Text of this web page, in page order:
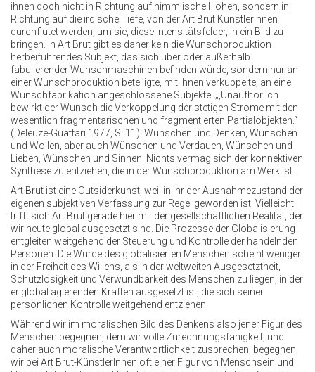
ihnen doch nicht in Richtung auf himmlische Höhen, sondern in
Richtung auf die irdische Tiefe, von der Art Brut KünstlerInnen
durchflutet werden, um sie, diese Intensitätsfelder, in ein Bild zu
bringen. In Art Brut gibt es daher kein die Wunschproduktion
herbeiführendes Subjekt, das sich über oder außerhalb
fabulierender Wunschmaschinen befinden würde, sondern nur an
einer Wunschproduktion beteiligte, mit ihnen verkuppelte, an eine
Wunschfabrikation angeschlossene Subjekte. „,Unaufhörlich
bewirkt der Wunsch die Verkoppelung der stetigen Ströme mit den
wesentlich fragmentarischen und fragmentierten Partialobjekten.“
(Deleuze-Guattari 1977, S. 11). Wünschen und Denken, Wünschen
und Wollen, aber auch Wünschen und Verdauen, Wünschen und
Lieben, Wünschen und Sinnen. Nichts vermag sich der konnektiven
Synthese zu entziehen, die in der Wunschproduktion am Werk ist.
Art Brut ist eine Outsiderkunst, weil in ihr der Ausnahmezustand der
eigenen subjektiven Verfassung zur Regel geworden ist. Vielleicht
trifft sich Art Brut gerade hier mit der gesellschaftlichen Realität, der
wir heute global ausgesetzt sind. Die Prozesse der Globalisierung
entgleiten weitgehend der Steuerung und Kontrolle der handelnden
Personen. Die Würde des globalisierten Menschen scheint weniger
in der Freiheit des Willens, als in der weltweiten Ausgesetztheit,
Schutzlosigkeit und Verwundbarkeit des Menschen zu liegen, in der
er global agierenden Kräften ausgesetzt ist, die sich seiner
persönlichen Kontrolle weitgehend entziehen.
Während wir im moralischen Bild des Denkens also jener Figur des
Menschen begegnen, dem wir volle Zurechnungsfähigkeit, und
daher auch moralische Verantwortlichkeit zusprechen, begegnen
wir bei Art Brut-KünstlerInnen oft einer Figur von Menschsein und